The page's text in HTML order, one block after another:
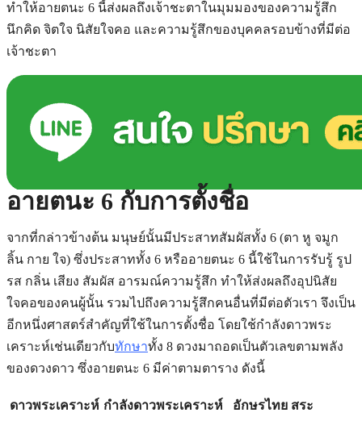
ทำให้อายตนะ 6 นี้ส่งผลถึงเจ้าชะตาในมุมมองของความรู้สึก
นึกคิด จิตใจ นิสัยใจคอ และความรู้สึกของบุคคลรอบข้างที่มีต่อ
เจ้าชะตา
อายตนะ 6 กับการตั้งชื่อ
จากที่กล่าวข้างต้น มนุษย์นั้นมีประสาทสัมผัสทั้ง 6 (ตา หู จมูก
ลิ้น กาย ใจ) ซึ่งประสาททั้ง 6 หรืออายตนะ 6 นี้ใช้ในการรับรู้ รูป
รส กลิ่น เสียง สัมผัส อารมณ์ความรู้สึก ทำให้ส่งผลถึงอุปนิสัย
ใจคอของคนผู้นั้น รวมไปถึงความรู้สึกคนอื่นที่มีต่อตัวเรา จึงเป็น
อีกหนึ่งศาสตร์สำคัญที่ใช้ในการตั้งชื่อ โดยใช้กำลังดาวพระ
เคราะห์เช่นเดียวกับทักษาทั้ง 8 ดวงมาถอดเป็นตัวเลขตามพลัง
ของดวงดาว ซึ่งอายตนะ 6 มีค่าตามตาราง ดังนี้
ดาวพระเคราะห์ กำลังดาวพระเคราะห์
อักษรไทย สระ